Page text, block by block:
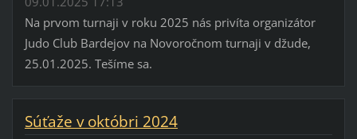
Na prvom turnaji v roku 2025 nás privíta organizátor
Judo Club Bardejov na Novoročnom turnaji v džude,
25.01.2025. Tešíme sa.
Súťaže v októbri 2024